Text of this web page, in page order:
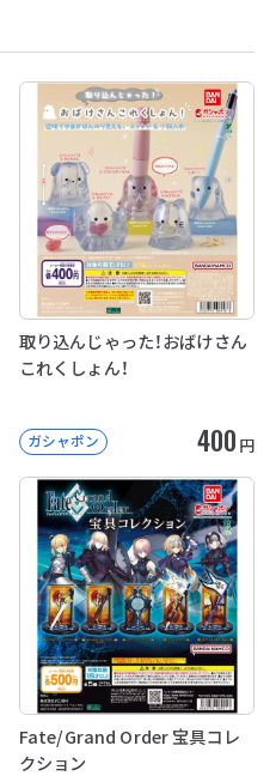
取り込んじゃった！おばけさん
これくしょん！
ガシャポン 400 円
Fate/Grand Order 宝具コレ
クション